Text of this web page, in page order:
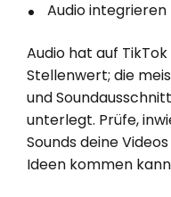
Audio integrieren
Audio hat auf
Stellenwert; die
und
unterlegt. Prüfe,
Sounds deine
Ideen kommen